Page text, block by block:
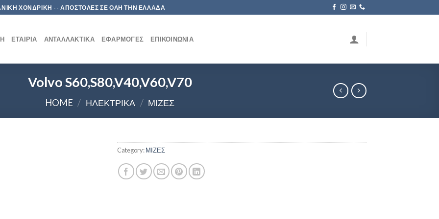
ΧΟΝΔΡΙΚΗ -- ΑΠΟΣΤΟΛΕΣ ΣΕ ΟΛΗ ΤΗΝ ΕΛΛΑΔΑ
ΕΤΑΙΡΊΑ ΑΝΤΑΛΛΑΚΤΙΚΆ ΕΦΑΡΜΟΓΈΣ ΕΠΙΚΟΙΝΩΝΊΑ
Volvo S60,S80,V40,V60,V70
HOME / ΗΛΕΚΤΡΙΚΑ / ΜΙΖΕΣ
Category:ΜΙΖΕΣ